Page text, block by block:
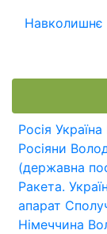
Росія Україна
Росіяни
(державна
Ракета.
апарат
Німеччина